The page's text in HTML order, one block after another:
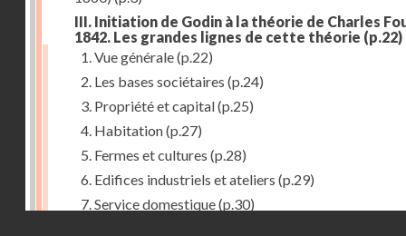
III. Initiation de Godin à la théorie de Charles
1842. Les grandes lignes de cette théorie (p.22)
1. Vue générale(p.22)
2. Les bases sociétaires (p.24)
3. Propriété et capital(p.25)
4. Habitation(p.27)
5. Fermes et cultures (p.28)
6. Edifices industriels et ateliers (p.29)
7. Service domestique(p.30)